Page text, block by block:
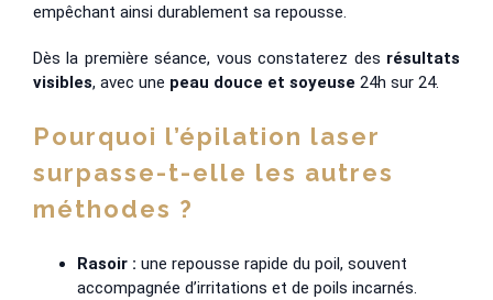
empêchant ainsi durablement sa repousse.
Dès la première séance, vous constaterez des résultats
visibles, avec une peau douce et soyeuse 24h sur 24.
Pourquoi l’épilation laser
surpasse-t-elle les autres
méthodes ?
Rasoir : une repousse rapide du poil, souvent
accompagnée d’irritations et de poils incarnés.